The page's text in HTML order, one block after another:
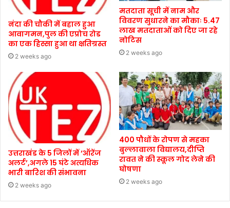
नंदा की चौकी में बहाल हुआ
आवागमन,पुल की एप्रोच रोड
का एक हिस्सा हुआ था क्षतिग्रस्त
2 weeks ago
मतदाता सूची में नाम और
विवरण सुधारने का मौकाः 5.47
लाख मतदाताओं को दिए जा रहे
नोटिस
2 weeks ago
उत्तराखंड के 5 जिलों में ‘ऑरेंज
अलर्ट’,अगले 15 घंटे अत्यधिक
भारी बारिश की संभावना
2 weeks ago
400 पौधों के रोपण से महका
बुल्लावाला विद्यालय,दीप्ति
रावत ने की स्कूल गोद लेने की
घोषणा
2 weeks ago